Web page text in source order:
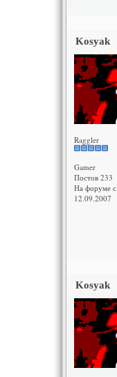
Kosyak
Raggler
Gamer
Постов 233
На форуме с
12.09.2007
Kosyak